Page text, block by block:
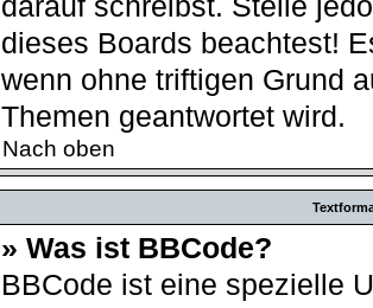
dieses Boards beachtest!
wenn ohne triftigen Grund
Themen geantwortet wird.
Nach oben
» Was ist BBCode?
BBCode ist eine spezielle